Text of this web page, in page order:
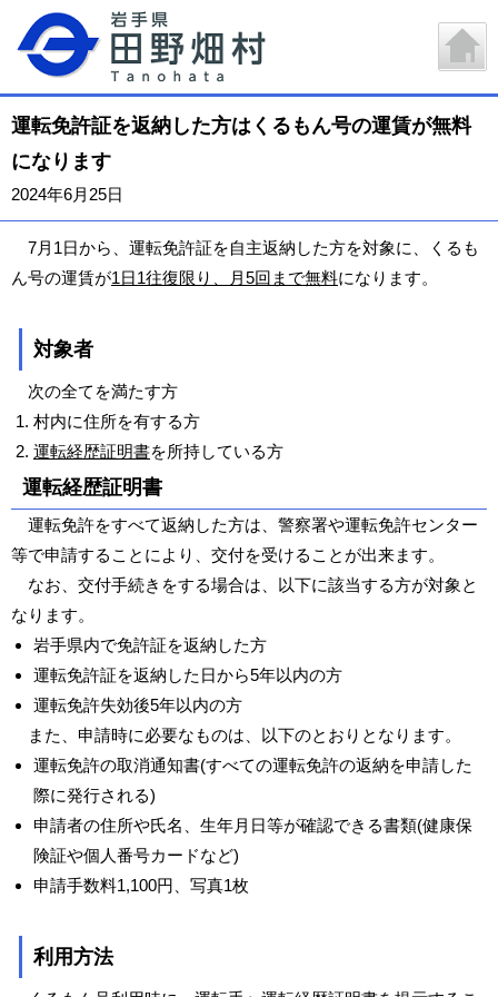
運転免許証を返納した方はくるもん号の運賃が無料
になります
2024年6月25日
7月1日から、運転免許証を自主返納した方を対象に、くるも
ん号の運賃が1日1往復限り、月5回まで無料になります。
対象者
次の全てを満たす方
村内に住所を有する方
運転経歴証明書を所持している方
運転経歴証明書
運転免許をすべて返納した方は、警察署や運転免許センター
等で申請することにより、交付を受けることが出来ます。
なお、交付手続きをする場合は、以下に該当する方が対象と
なります。
岩手県内で免許証を返納した方
運転免許証を返納した日から5年以内の方
運転免許失効後5年以内の方
また、申請時に必要なものは、以下のとおりとなります。
運転免許の取消通知書(すべての運転免許の返納を申請した
際に発行される)
申請者の住所や氏名、生年月日等が確認できる書類(健康保
険証や個人番号カードなど)
申請手数料1,100円、写真1枚
利用方法